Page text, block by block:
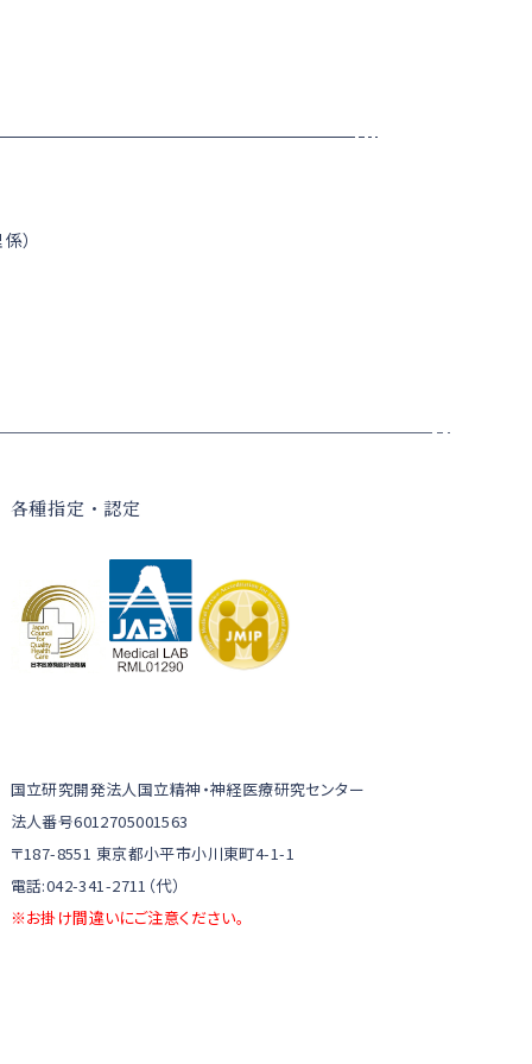
）
各種指定・認定
国立研究開発法人国立精神・神経医療研究センター
法人番号6012705001563
〒187-8551 東京都小平市小川東町4-1-1
電話:042-341-2711（代）
※お掛け間違いにご注意ください。